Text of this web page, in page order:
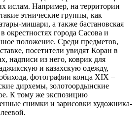
ислам. Например, на территории
этнические группы, как
мишари, а также бастановская
города Сасова и
положение. Среди предметов,
посетители увидят Коран в
надписи из него, коврик для
и казахскую одежду,
фотографии конца XIX –
дирхемы, золотоордынские
К тому же экспозицию
снимки и зарисовки художника-